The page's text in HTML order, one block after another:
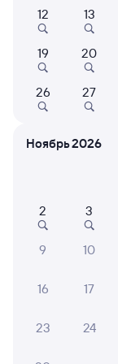
269Ь
из Читы-2
07:20
Самый быстрый
12 13
19 20
26 27
Ноябрь 2026
2 3
9 10
16 17
23 24